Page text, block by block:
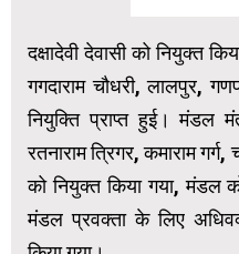
दक्षादेवी देवासी को नियुक्त
गगदाराम चौधरी, लालपुर,
नियुक्ति प्राप्त हुई। मंडल
रतनाराम त्रिगर, कमाराम गर्ग,
को नियुक्त किया गया, मंडल
मंडल प्रवक्ता के लिए